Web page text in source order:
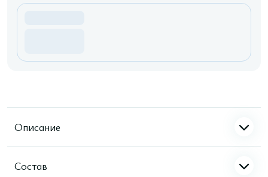
Описание
Состав